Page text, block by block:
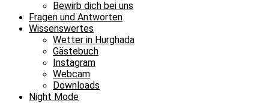
Bewirb dich bei uns
Fragen und Antworten
Wissenswertes
Wetter in Hurghada
Gästebuch
Instagram
Webcam
Downloads
Night Mode